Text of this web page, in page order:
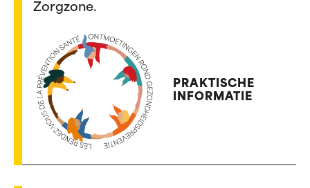
Zorgzone.
PRAKTISCHE
INFORMATIE